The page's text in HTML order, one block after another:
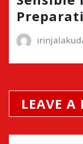
LEAVE A